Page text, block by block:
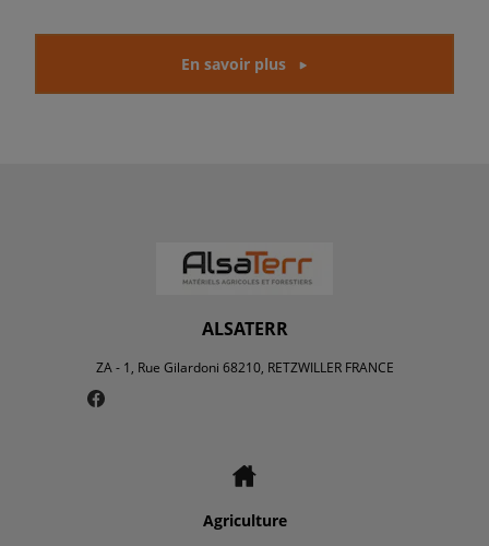
En savoir plus
ALSATERR
ZA - 1, Rue Gilardoni 68210, RETZWILLER FRANCE
Agriculture